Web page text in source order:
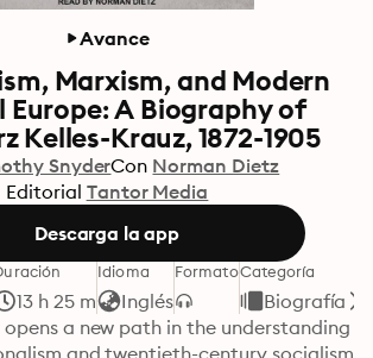
Avance
Marxism, and Modern
Europe: A Biography of
Kelles-Krauz, 1872-1905
SnyderCon Norman Dietz
Editorial Tantor Media
Descarga la app
13 h 25 m
Idioma
Inglés
FormatoCategoría
Biografía
a new path in the understanding
and twentieth-century socialism